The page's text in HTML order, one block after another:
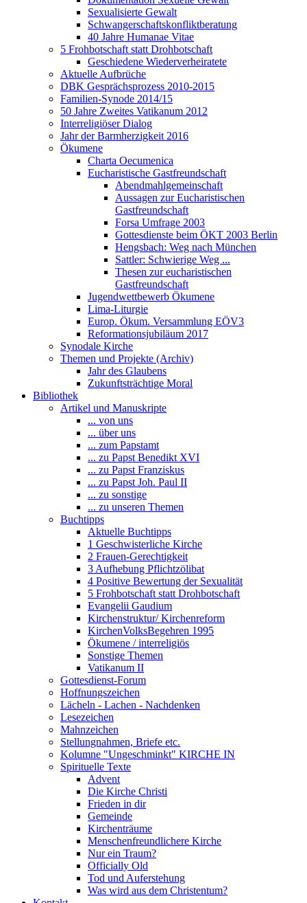
Sexualisierte Gewalt
Schwangerschaftskonfliktberatung
40 Jahre Humanae Vitae
5 Frohbotschaft statt Drohbotschaft
Geschiedene Wiederverheiratete
Aktuelle Aufbrüche
DBK Gesprächsprozess 2010-2015
Familien-Synode 2014/15
50 Jahre Zweites Vatikanum 2012
Interreligiöser Dialog
Jahr der Barmherzigkeit 2016
Ökumene
Charta Oecumenica
Eucharistische Gastfreundschaft
Abendmahlgemeinschaft
Aussagen zur Eucharistischen
Gastfreundschaft
Forsa Umfrage 2003
Gottesdienste beim ÖKT 2003 Berlin
Hengsbach: Weg nach München
Sattler: Schwierige Weg ...
Thesen zur eucharistischen
Gastfreundschaft
Jugendwettbewerb Ökumene
Lima-Liturgie
Europ. Ökum. Versammlung EÖV3
Reformationsjubiläum 2017
Synodale Kirche
Themen und Projekte (Archiv)
Jahr des Glaubens
Zukunftsträchtige Moral
Bibliothek
Artikel und Manuskripte
... von uns
... über uns
... zum Papstamt
... zu Papst Benedikt XVI
... zu Papst Franziskus
... zu Papst Joh. Paul II
... zu sonstige
... zu unseren Themen
Buchtipps
Aktuelle Buchtipps
1 Geschwisterliche Kirche
2 Frauen-Gerechtigkeit
3 Aufhebung Pflichtzölibat
4 Positive Bewertung der Sexualität
5 Frohbotschaft statt Drohbotschaft
Evangelii Gaudium
Kirchenstruktur/ Kirchenreform
KirchenVolksBegehren 1995
Ökumene / interreligiös
Sonstige Themen
Vatikanum II
Gottesdienst-Forum
Hoffnungszeichen
Lächeln - Lachen - Nachdenken
Lesezeichen
Mahnzeichen
Stellungnahmen, Briefe etc.
Kolumne "Ungeschminkt" KIRCHE IN
Spirituelle Texte
Advent
Die Kirche Christi
Frieden in dir
Gemeinde
Kirchenträume
Menschenfreundlichere Kirche
Nur ein Traum?
Officially Old
Tod und Auferstehung
Was wird aus dem Christentum?